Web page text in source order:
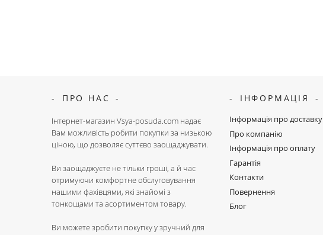
ПРО НАС
Інтернет-магазин Vsya-posuda.com надає
Вам можливість робити покупки за низькою
ціною, що дозволяє суттєво заощаджувати.
Ви заощаджуєте не тільки гроші, а й час
отримуючи комфортне обслуговування
нашими фахівцями, які знайомі з
тонкощами та асортиментом товару.
Ви можете зробити покупку у зручний для
ІНФОРМАЦІЯ
Інформація про доставку
Про компанію
Інформація про оплату
Гарантія
Контакти
Повернення
Блог